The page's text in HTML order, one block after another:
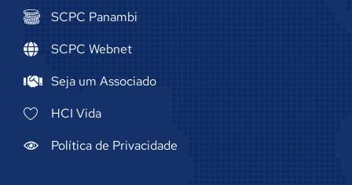
SCPC Panambi
SCPC Webnet
Seja um Associado
HCI Vida
Política de Privacidade